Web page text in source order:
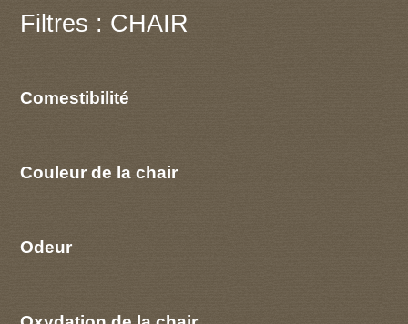
Filtres : CHAIR
Comestibilité
Couleur de la chair
Odeur